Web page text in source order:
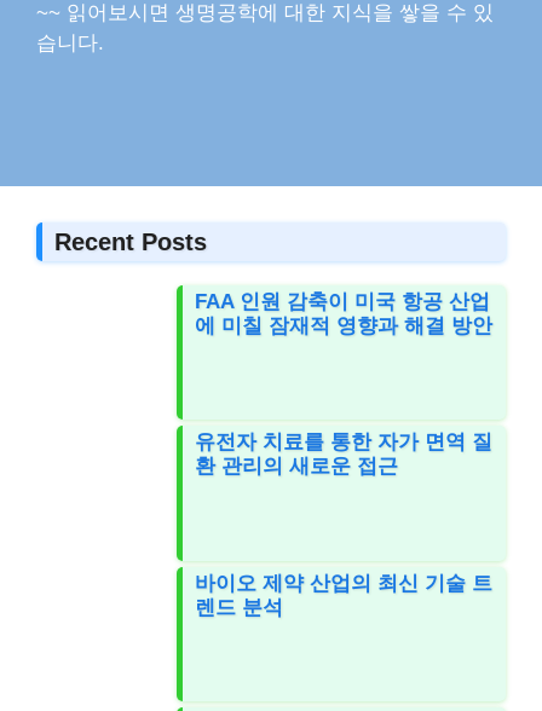
~~ 읽어보시면 생명공학에 대한 지식을 쌓을 수 있
습니다.
Recent Posts
FAA 인원 감축이 미국 항공 산업
에 미칠 잠재적 영향과 해결 방안
유전자 치료를 통한 자가 면역 질
환 관리의 새로운 접근
바이오 제약 산업의 최신 기술 트
렌드 분석